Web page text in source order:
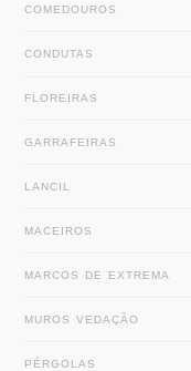
COMEDOUROS
CONDUTAS
FLOREIRAS
GARRAFEIRAS
LANCIL
MACEIROS
MARCOS DE EXTREMA
MUROS VEDAÇÃO
PÉRGOLAS